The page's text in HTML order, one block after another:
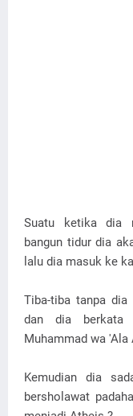
Suatu ketika dia
bangun tidur dia
lalu dia masuk ke
Tiba-tiba tanpa dia
dan dia berkata
Muhammad wa 'Ala
Kemudian dia
bersholawat